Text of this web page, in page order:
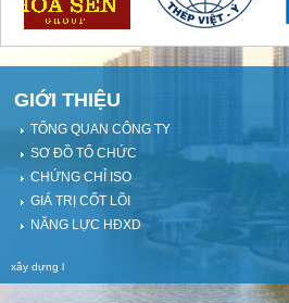
GIỚI THIỆU
TỔNG QUAN CÔNG TY
SƠ ĐỒ TỔ CHỨC
CHỨNG CHỈ ISO
GIÁ TRỊ CỐT LÕI
NĂNG LỰC HĐXD
xây dựng l